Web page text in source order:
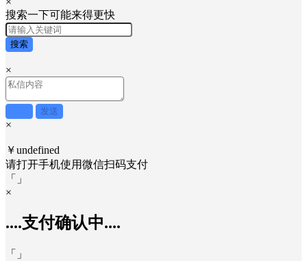
搜索一下可能来得更快
搜索
×
发送
×
￥undefined
请打开手机使用微信扫码支付
「
」
×
....支付确认中....
「
」